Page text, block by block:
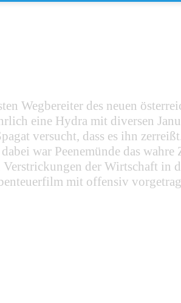
Wegbereiter des neuen
eine Hydra mit diversen
versucht, dass es ihn
war Peenemünde das
der Wirtschaft in
mit offensiv